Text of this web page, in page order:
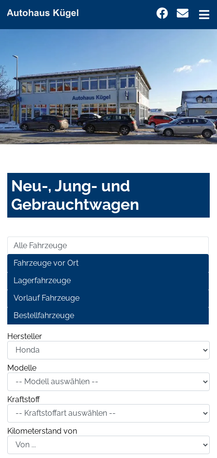
Neu-, Jung- und
Gebrauchtwagen
Alle Fahrzeuge
Fahrzeuge vor Ort
Lagerfahrzeuge
Vorlauf Fahrzeuge
Bestellfahrzeuge
Hersteller
Modelle
Kraftstoff
Kilometerstand von